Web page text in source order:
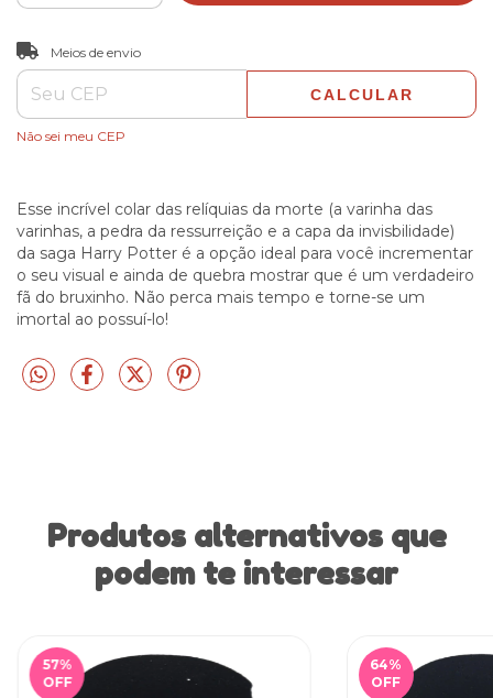
Entregas para o CEP:
Meios de envio
CALCULAR
Não sei meu CEP
Esse incrível colar das relíquias da morte (a varinha das
varinhas, a pedra da ressurreição e a capa da invisbilidade)
da saga Harry Potter é a opção ideal para você incrementar
o seu visual e ainda de quebra mostrar que é um verdadeiro
fã do bruxinho. Não perca mais tempo e torne-se um
imortal ao possuí-lo!
Produtos alternativos que
podem te interessar
57%
OFF
64%
OFF